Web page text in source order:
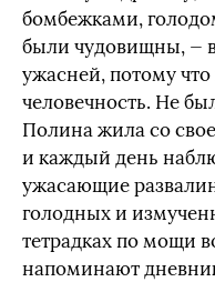
бомбежками,
были чудовищны, —
ужасней, потому
человечность. Не
Полина жила со
и каждый день
ужасающие
голодных и
тетрадках по мощи
напоминают